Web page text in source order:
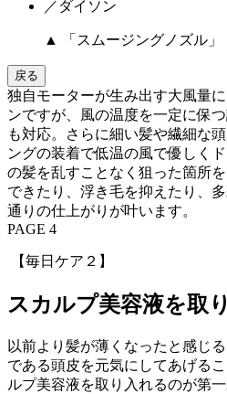
▲ 「スムージングノズル」
戻る
独自モーターが生み出す大風量
ンですが、風の温度を一定に保
も対応。さらに細い髪や繊細な
ングの装着で低温の風で優しく
の髪を乱すことなく狙った箇所
できたり、浮き毛を抑えたり、
通りの仕上がりが叶います。
PAGE 4
【毎日ケア２】
スカルプ美容液を取
以前より髪が薄くなったと感じ
である頭皮を元気にしてあげる
ルプ美容液を取り入れるのが第